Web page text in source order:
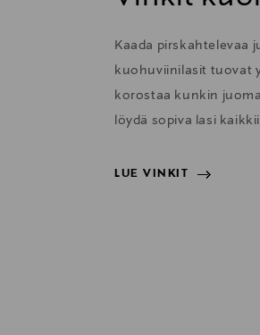
Kaada pirskahtelevaa
kuohuviinilasit tuovat
korostaa kunkin
löydä sopiva lasi
LUE VINKIT